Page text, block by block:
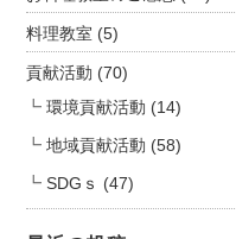
料理教室 (5)
貢献活動 (70)
環境貢献活動 (14)
地域貢献活動 (58)
SDGｓ (47)